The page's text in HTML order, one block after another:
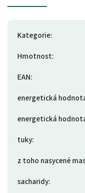
Kategorie:
Hmotnost:
EAN:
energetická
energetická
tuky:
z toho nasycené
sacharidy: